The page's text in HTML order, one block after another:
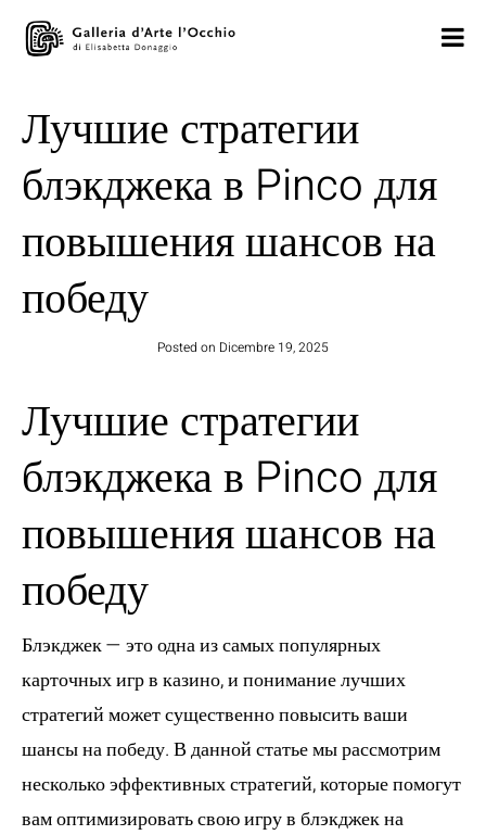
Лучшие стратегии
блэкджека в Pinco для
повышения шансов на
победу
Posted on Dicembre 19, 2025
Лучшие стратегии
блэкджека в Pinco для
повышения шансов на
победу
Блэкджек — это одна из самых популярных
карточных игр в казино, и понимание лучших
стратегий может существенно повысить ваши
шансы на победу. В данной статье мы рассмотрим
несколько эффективных стратегий, которые помогут
вам оптимизировать свою игру в блэкджек на